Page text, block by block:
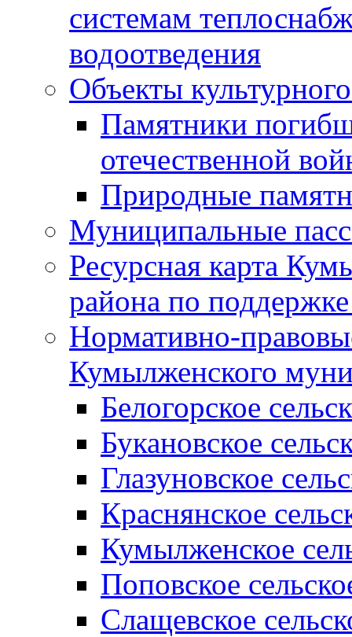
системам
водоотведения
Объекты
Памятники
отечественной
Природные
Муниципальные
Ресурсная карта
района по
Нормативно-
Кумылженского
Белогорское
Букановское
Глазуновское
Краснянское
Кумылженское
Поповское
Слащевское